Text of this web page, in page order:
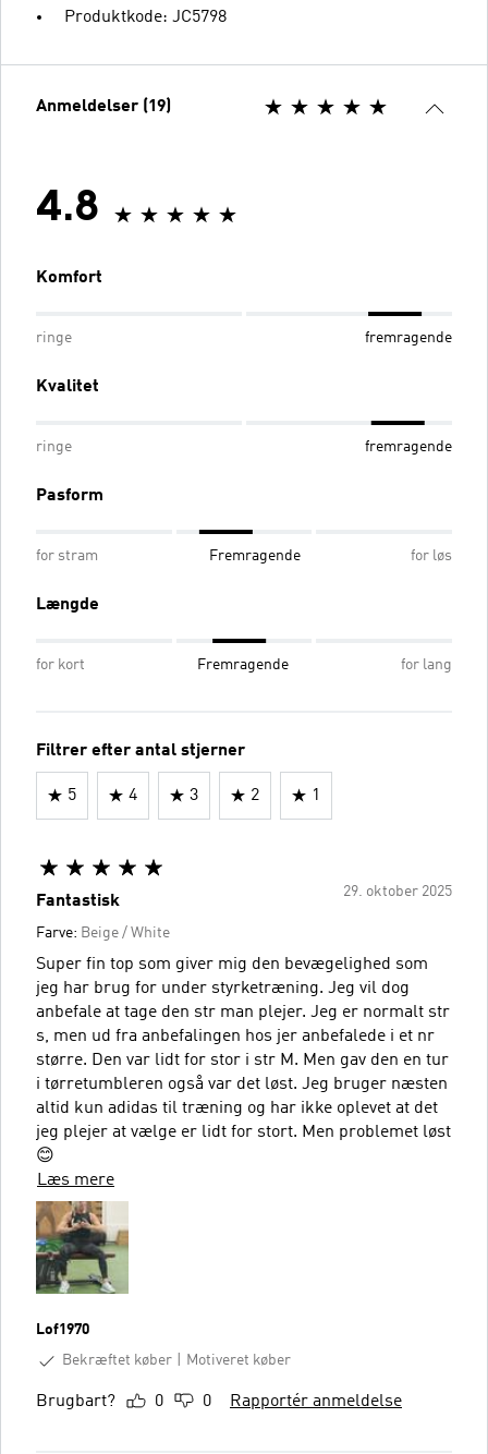
Produktkode: JC5798
Anmeldelser (19)
4.8
Komfort
ringe fremragende
Kvalitet
ringe fremragende
Pasform
for stram Fremragende for løs
Længde
for kort Fremragende for lang
Filtrer efter antal stjerner
5 4 3 2 1
29. oktober 2025
Fantastisk
Farve: Beige / White
Super fin top som giver mig den bevægelighed som
jeg har brug for under styrketræning. Jeg vil dog
anbefale at tage den str man plejer. Jeg er normalt str
s, men ud fra anbefalingen hos jer anbefalede i et nr
større. Den var lidt for stor i str M. Men gav den en tur
i tørretumbleren også var det løst. Jeg bruger næsten
altid kun adidas til træning og har ikke oplevet at det
jeg plejer at vælge er lidt for stort. Men problemet løst
😊
Læs mere
Lof1970
Bekræftet køber
Motiveret køber
Brugbart? 0 0 Rapportér anmeldelse